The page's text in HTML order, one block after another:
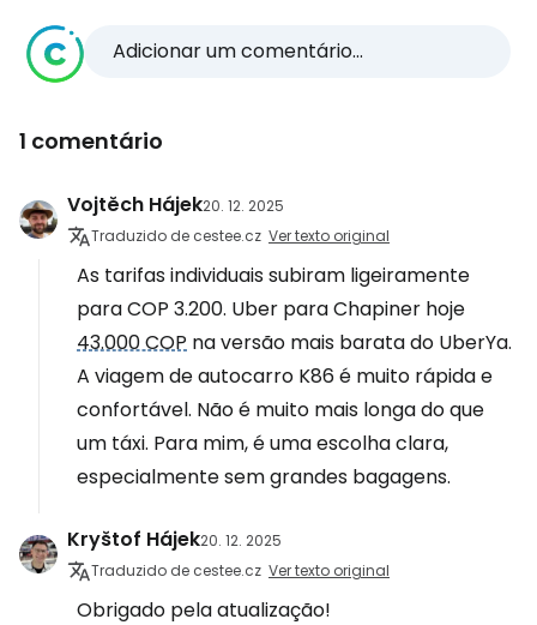
Adicionar um comentário...
1 comentário
Vojtěch Hájek20. 12. 2025
Traduzido de cestee.cz Ver texto original
As tarifas individuais subiram ligeiramente
para COP 3.200. Uber para Chapiner hoje
43.000 COP na versão mais barata do UberYa.
A viagem de autocarro K86 é muito rápida e
confortável. Não é muito mais longa do que
um táxi. Para mim, é uma escolha clara,
especialmente sem grandes bagagens.
Kryštof Hájek20. 12. 2025
Traduzido de cestee.cz Ver texto original
Obrigado pela atualização!